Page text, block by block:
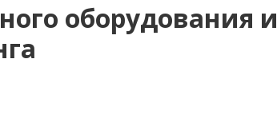
оборудования и